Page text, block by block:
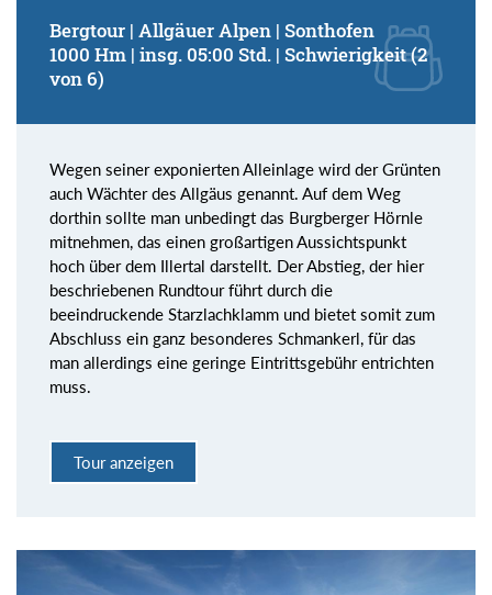
Bergtour | Allgäuer Alpen | Sonthofen
1000 Hm | insg. 05:00 Std. | Schwierigkeit (2
von 6)
Wegen seiner exponierten Alleinlage wird der Grünten
auch Wächter des Allgäus genannt. Auf dem Weg
dorthin sollte man unbedingt das Burgberger Hörnle
mitnehmen, das einen großartigen Aussichtspunkt
hoch über dem Illertal darstellt. Der Abstieg, der hier
beschriebenen Rundtour führt durch die
beeindruckende Starzlachklamm und bietet somit zum
Abschluss ein ganz besonderes Schmankerl, für das
man allerdings eine geringe Eintrittsgebühr entrichten
muss.
Tour anzeigen